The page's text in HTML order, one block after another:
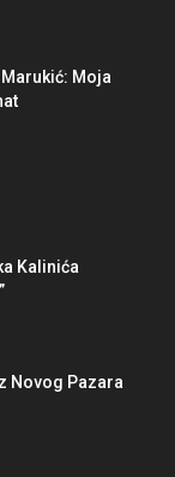
Marukić: Moja
Kalinića
Novog Pazara